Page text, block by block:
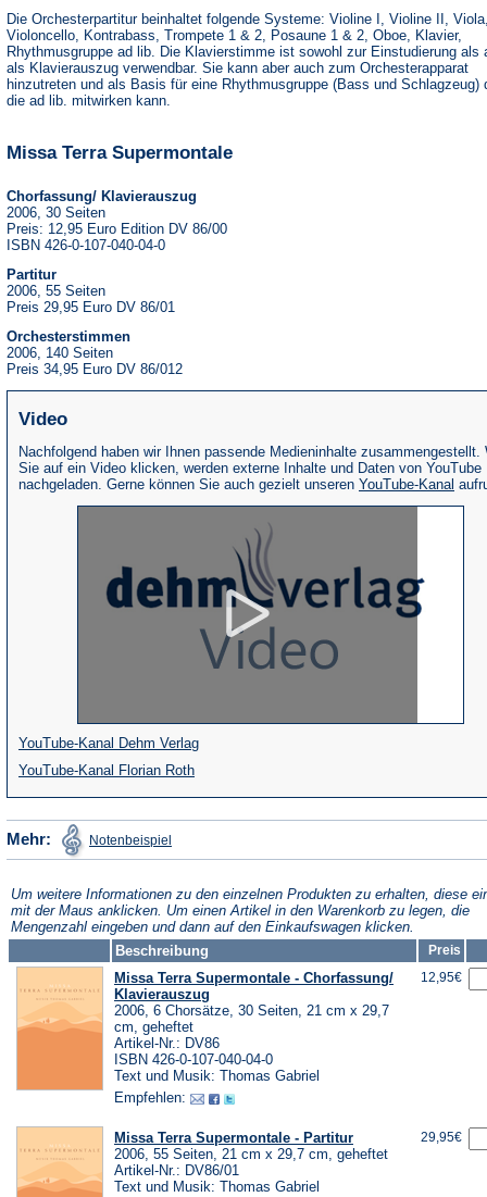
Die Orchesterpartitur beinhaltet folgende Systeme: Violine I, Violine II,
Violoncello, Kontrabass, Trompete 1 & 2, Posaune 1 & 2, Oboe, Klavier,
Rhythmusgruppe ad lib. Die Klavierstimme ist sowohl zur Einstudierung als
als Klavierauszug verwendbar. Sie kann aber auch zum Orchesterapparat
hinzutreten und als Basis für eine Rhythmusgruppe (Bass und Schlagzeug)
die ad lib. mitwirken kann.
Missa Terra Supermontale
Chorfassung/ Klavierauszug
2006, 30 Seiten
Preis: 12,95 Euro Edition DV 86/00
ISBN 426-0-107-040-04-0
Partitur
2006, 55 Seiten
Preis 29,95 Euro DV 86/01
Orchesterstimmen
2006, 140 Seiten
Preis 34,95 Euro DV 86/012
Video
Nachfolgend haben wir Ihnen passende Medieninhalte zusammengestellt.
Sie auf ein Video klicken, werden externe Inhalte und Daten von YouTube
nachgeladen. Gerne können Sie auch gezielt unseren YouTube-Kanal
YouTube-Kanal Dehm Verlag(Öffnet
einem
neuen
YouTube-Kanal Florian Roth(Öffnet
in
einem
Mehr: Notenbeispiel in
einem
Tab)
Um weitere Informationen zu den einzelnen Produkten zu erhalten, diese
mit der Maus anklicken. Um einen Artikel in den Warenkorb zu legen, die
Mengenzahl eingeben und dann auf den Einkaufswagen klicken.
Beschreibung
Preis
Missa Terra Supermontale - Chorfassung/
Klavierauszug
2006, 6 Chorsätze, 30 Seiten, 21 cm x 29,7
cm, geheftet
Artikel-Nr.: DV86
ISBN 426-0-107-040-04-0
Text und Musik: Thomas Gabriel
Empfehlen:
12,95€
Missa Terra Supermontale - Partitur
2006, 55 Seiten, 21 cm x 29,7 cm, geheftet
Artikel-Nr.: DV86/01
Text und Musik: Thomas Gabriel
29,95€